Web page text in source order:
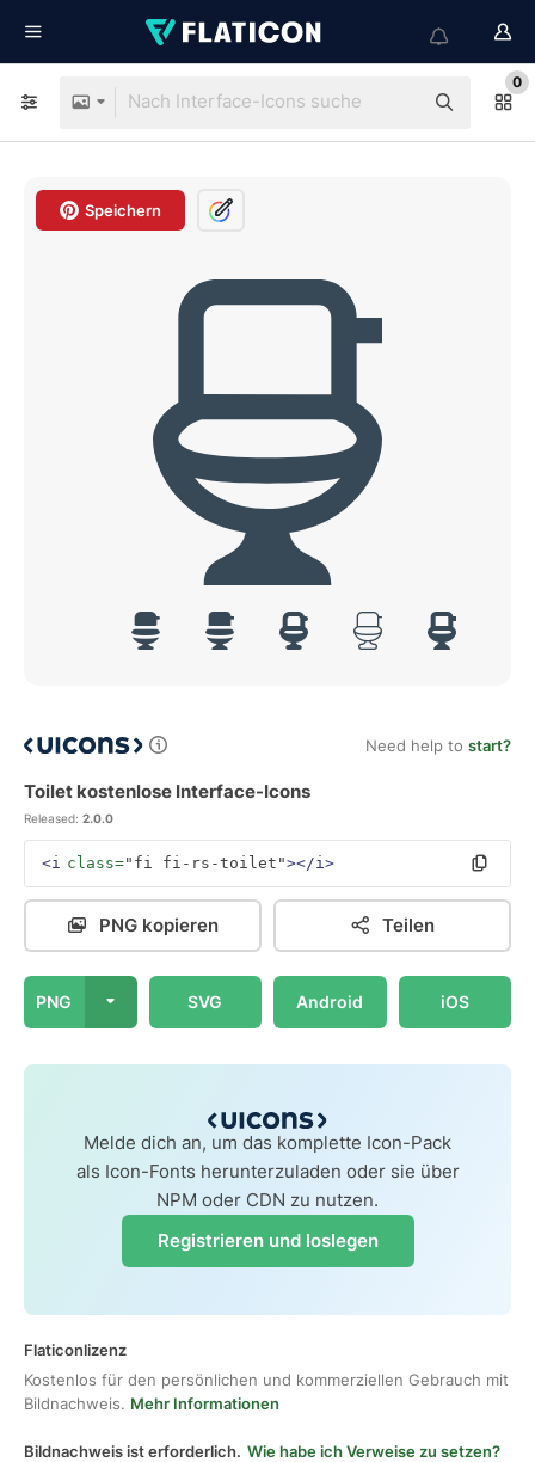
0
Speichern
Need help to start?
Toilet kostenlose Interface-Icons
Released: 2.0.0
<i class="fi fi-rs-toilet"></i>
PNG kopieren Teilen
PNG SVG Android iOS
Melde dich an, um das komplette Icon-Pack
als Icon-Fonts herunterzuladen oder sie über
NPM oder CDN zu nutzen.
Registrieren und loslegen
Flaticonlizenz
Kostenlos für den persönlichen und kommerziellen Gebrauch mit
Bildnachweis. Mehr Informationen
Bildnachweis ist erforderlich. Wie habe ich Verweise zu setzen?